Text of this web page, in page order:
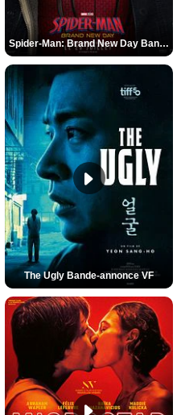
Spider-Man: Brand New Day Bande-annonce (3) VO STFR
The Ugly Bande-annonce VF